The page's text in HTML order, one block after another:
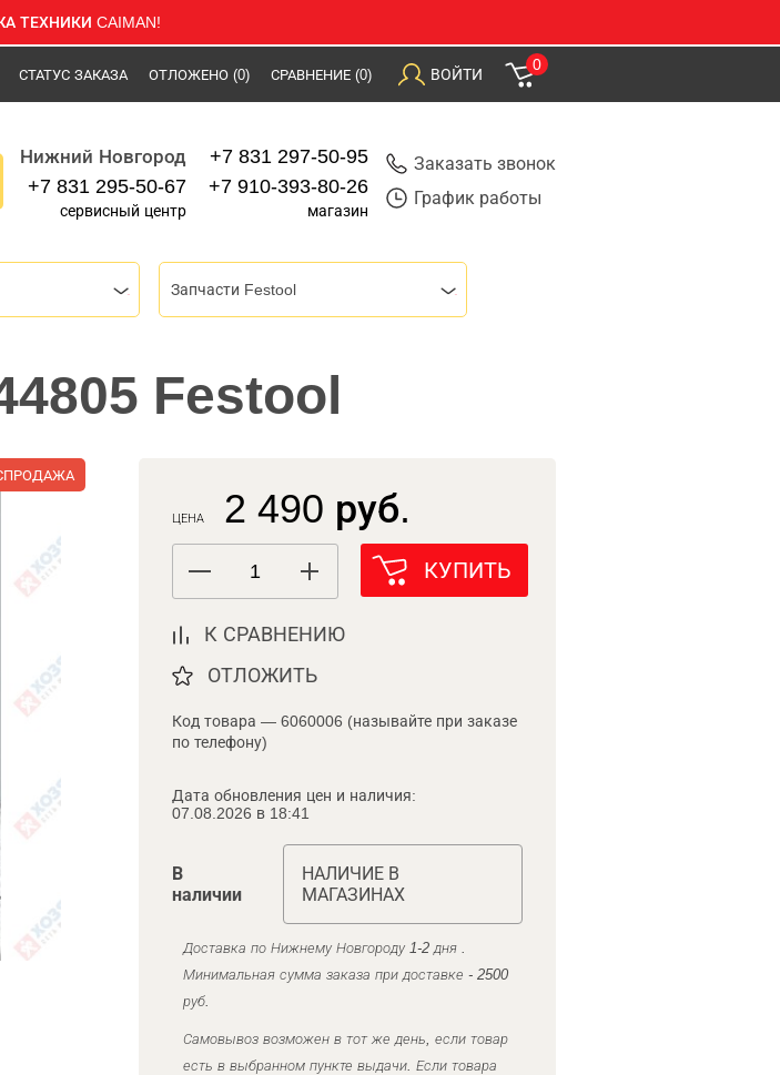
ТЕХНИКИ CAIMAN!
СТАТУС ЗАКАЗА ОТЛОЖЕНО (0) СРАВНЕНИЕ (0) ВОЙТИ
0
Нижний Новгород
+7 831 295-50-67
сервисный центр
+7 831 297-50-95
+7 910-393-80-26
магазин
Заказать звонок
График работы
Запчасти Festool
Festool
ЦЕНА 2 490 руб.
КУПИТЬ
К СРАВНЕНИЮ
ОТЛОЖИТЬ
Код товара — 6060006 (называйте при заказе
по телефону)
Дата обновления цен и наличия:
07.08.2026 в 18:41
В
наличии
НАЛИЧИЕ В
МАГАЗИНАХ
Доставка по Нижнему Новгороду 1-2 дня .
Минимальная сумма заказа при доставке - 2500
руб.
Самовывоз возможен в тот же день, если товар
есть в выбранном пункте выдачи. Если товара